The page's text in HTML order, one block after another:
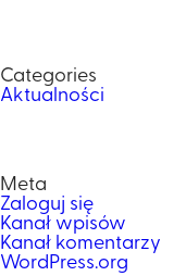
Categories
Aktualności
Meta
Zaloguj się
Kanał wpisów
Kanał komentarzy
WordPress.org